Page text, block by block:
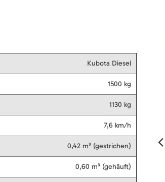
Kubota Diesel
1500 kg
1130 kg
7,6 km/h
0,42 m³ (gestrichen)
0,60 m³ (gehäuft)